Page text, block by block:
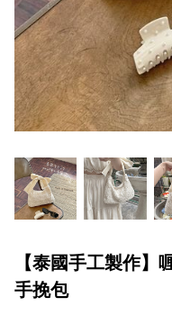
【泰國手工製作
手挽包